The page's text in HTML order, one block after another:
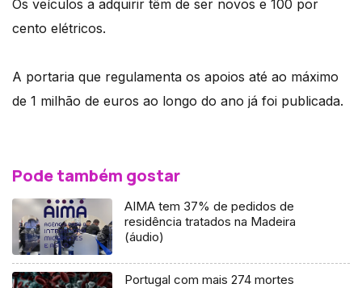
Os veículos a adquirir têm de ser novos e 100 por
cento elétricos.
A portaria que regulamenta os apoios até ao máximo
de 1 milhão de euros ao longo do ano já foi publicada.
Pode também gostar
AIMA tem 37% de pedidos de
residência tratados na Madeira
(áudio)
Portugal com mais 274 mortes